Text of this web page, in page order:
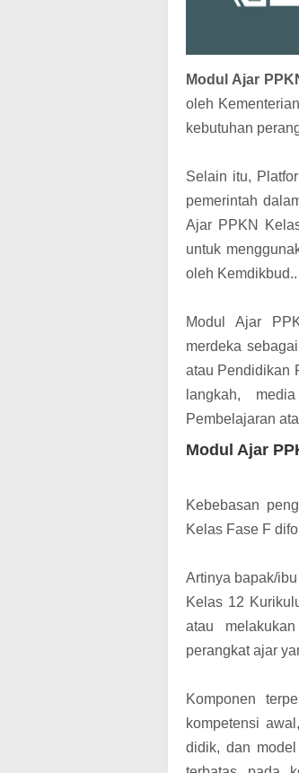
Modul Ajar
oleh
kebutuhan
Selain itu,
pemerintah
Ajar PPKN
untuk
oleh Kemdikbud..
Modul Ajar
merdeka
atau Pendidikan
langkah,
Pembelajaran
Modul Ajar
Kebebasan
Kelas Fase F
Artinya bapak/
Kelas 12
atau
perangkat ajar
Komponen
kompetensi
didik, dan